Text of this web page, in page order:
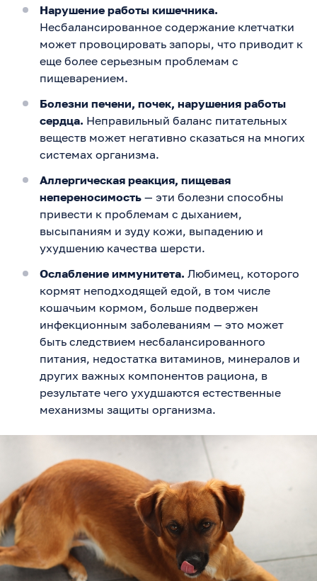
Нарушение работы кишечника.
Несбалансированное содержание клетчатки
может провоцировать запоры, что приводит к
еще более серьезным проблемам с
пищеварением.
Болезни печени, почек, нарушения работы
сердца. Неправильный баланс питательных
веществ может негативно сказаться на многих
системах организма.
Аллергическая реакция, пищевая
непереносимость — эти болезни способны
привести к проблемам с дыханием,
высыпаниям и зуду кожи, выпадению и
ухудшению качества шерсти.
Ослабление иммунитета. Любимец, которого
кормят неподходящей едой, в том числе
кошачьим кормом, больше подвержен
инфекционным заболеваниям — это может
быть следствием несбалансированного
питания, недостатка витаминов, минералов и
других важных компонентов рациона, в
результате чего ухудшаются естественные
механизмы защиты организма.